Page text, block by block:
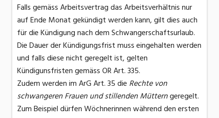
Falls gemäss Arbeitsvertrag das Arbeitsverhältnis nur
auf Ende Monat gekündigt werden kann, gilt dies auch
für die Kündigung nach dem Schwangerschaftsurlaub.
Die Dauer der Kündigungsfrist muss eingehalten werden
und falls diese nicht geregelt ist, gelten
Kündigunsfristen gemäss OR Art. 335.
Zudem werden im ArG Art. 35 die Rechte von
schwangeren Frauen und stillenden Mütterngeregelt.
Zum Beispiel dürfen Wöchnerinnen während den ersten